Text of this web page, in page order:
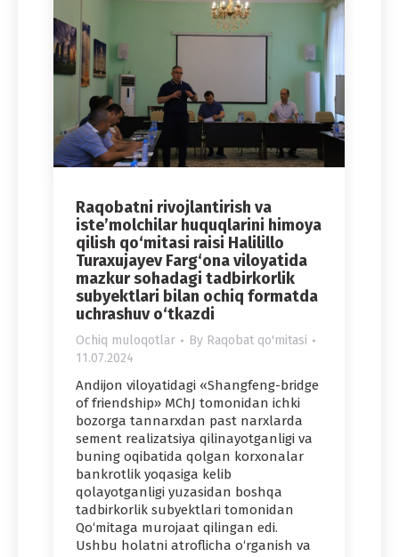
Raqobatni rivojlantirish va
iste’molchilar huquqlarini himoya
qilish qo‘mitasi raisi Halilillo
Turaxujayev Farg‘ona viloyatida
mazkur sohadagi tadbirkorlik
subyektlari bilan ochiq formatda
uchrashuv o‘tkazdi
Ochiq muloqotlar By Raqobat qo'mitasi
11.07.2024
Andijon viloyatidagi «Shangfeng-bridge
of friendship» MChJ tomonidan ichki
bozorga tannarxdan past narxlarda
sement realizatsiya qilinayotganligi va
buning oqibatida qolgan korxonalar
bankrotlik yoqasiga kelib
qolayotganligi yuzasidan boshqa
tadbirkorlik subyektlari tomonidan
Qo‘mitaga murojaat qilingan edi.
Ushbu holatni atroflicha o‘rganish va